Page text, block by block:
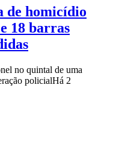
de homicídio
18 barras
no quintal de uma
policialHá 2